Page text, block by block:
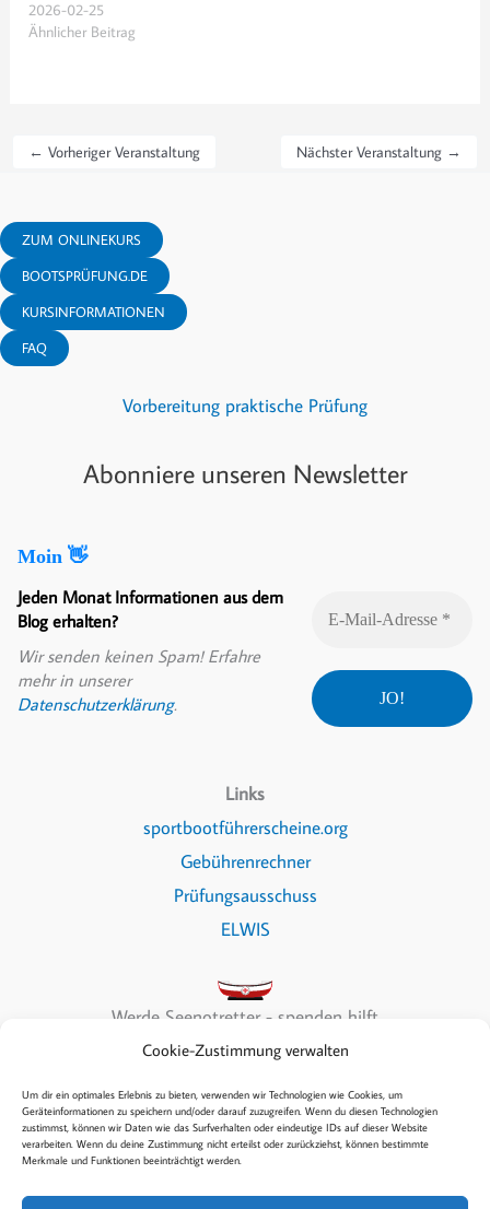
Cookie-Zustimmung verwalten
Um dir ein optimales Erlebnis zu bieten, verwenden wir Technologien wie Cookies, um
Geräteinformationen zu speichern und/oder darauf zuzugreifen. Wenn du diesen Technologien
zustimmst, können wir Daten wie das Surfverhalten oder eindeutige IDs auf dieser Website
verarbeiten. Wenn du deine Zustimmung nicht erteilst oder zurückziehst, können bestimmte
Merkmale und Funktionen beeinträchtigt werden.
2026-02-25
Ähnlicher Beitrag
← Vorheriger Veranstaltung Nächster Veranstaltung →
ZUM ONLINEKURS
BOOTSPRÜFUNG.DE
KURSINFORMATIONEN
FAQ
Vorbereitung praktische Prüfung
Abonniere unseren Newsletter
Moin 👋
Jeden Monat Informationen aus dem
Blog erhalten?
Wir senden keinen Spam! Erfahre
mehr in unserer
Datenschutzerklärung.
Links
sportbootführerscheine.org
Gebührenrechner
Prüfungsausschuss
ELWIS
Werde Seenotretter - spenden hilft
Copyright © 2026 Sea & Fun